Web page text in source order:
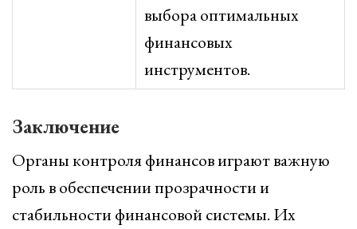
выбора оптимальных
финансовых
инструментов.
Заключение
Органы контроля финансов играют важную
роль в обеспечении прозрачности и
стабильности финансовой системы. Их